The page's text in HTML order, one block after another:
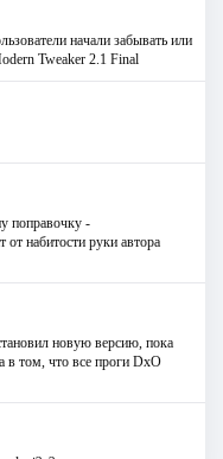
начали забывать или
Tweaker 2.1 Final
поправочку -
от набитости руки автора
новую версию, пока
в том, что все проги DxO